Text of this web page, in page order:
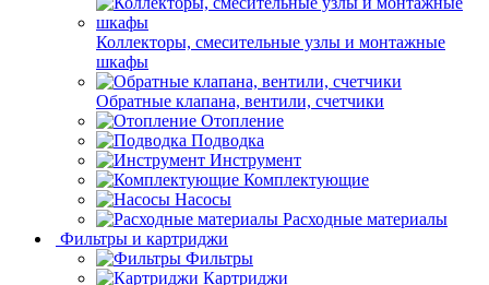
Коллекторы, смесительные узлы и монтажные
шкафы
Обратные клапана, вентили, счетчики
Отопление
Подводка
Инструмент
Комплектующие
Насосы
Расходные материалы
Фильтры и картриджи
Фильтры
Картриджи